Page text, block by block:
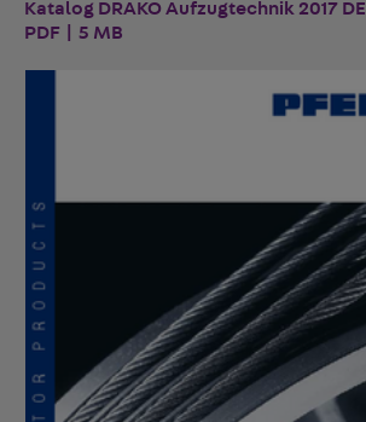
Katalog DRAKO Aufzugtechnik 2017 DE
PDF | 5 MB